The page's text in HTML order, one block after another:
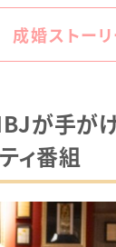
成婚ストー
が手が
ィ番組